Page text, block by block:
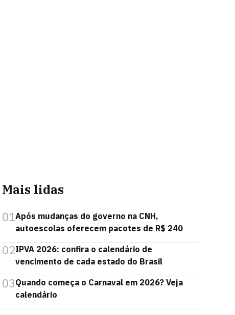
Mais lidas
01Após mudanças do governo na CNH,
autoescolas oferecem pacotes de R$ 240
02IPVA 2026: confira o calendário de
vencimento de cada estado do Brasil
03Quando começa o Carnaval em 2026? Veja
calendário